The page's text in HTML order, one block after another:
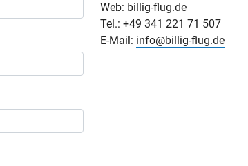
Web: billig-flug.de
Tel.: +49 341 221 71 507
E-Mail: info@billig-flug.de